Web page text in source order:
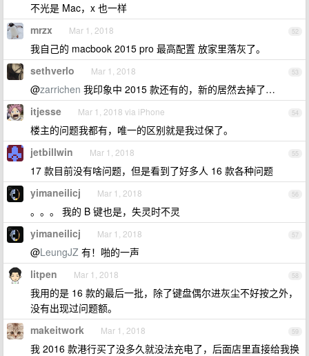
不光是 Mac，x 也一样
52
mrzx Mar 1, 2018
我自己的 macbook 2015 pro 最高配置 放家里落灰了。
53
sethverlo Mar 1, 2018
@zarrichen 我印象中 2015 款还有的，新的居然去掉了…
54
itjesse Mar 1, 2018 via iPhone
楼主的问题我都有，唯一的区别就是我过保了。
55
jetbillwin Mar 1, 2018
17 款目前没有啥问题，但是看到了好多人 16 款各种问题
56
yimaneilicj Mar 1, 2018
。。。 我的 B 键也是，失灵时不灵
57
yimaneilicj Mar 1, 2018
@LeungJZ 有！啪的一声
58
litpen Mar 1, 2018
我用的是 16 款的最后一批，除了键盘偶尔进灰尘不好按之外，
没有出现过问题额。
59
makeitwork Mar 1, 2018
我 2016 款港行买了没多久就没法充电了，后面店里直接给我换